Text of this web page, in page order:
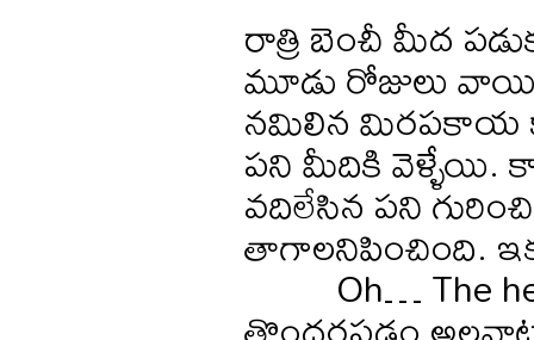
రాత్రి బెంచీ మీద
మూడు రోజులు
నమిలిన మిరపకాయ
పని మీదికి వెళ్ళేయి.
వదిలేసిన పని
తాగాలనిపించింది.
Oh… The